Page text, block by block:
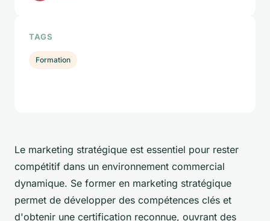
Le marketing stratégique est essentiel pour rester
compétitif dans un environnement commercial
dynamique. Se former en marketing stratégique
permet de développer des compétences clés et
d'obtenir une certification reconnue, ouvrant des
TAGS
Formation